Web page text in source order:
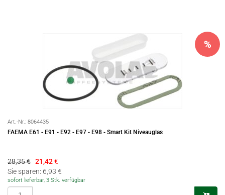
Art.-Nr.: 8064435
FAEMA E61 - E91 - E92 - E97 - E98 - Smart Kit Niveauglas
%
28,35 € 21,42€
Sie sparen: 6,93 €
sofort lieferbar, 3 Stk. verfügbar